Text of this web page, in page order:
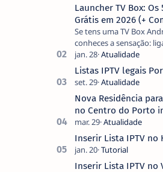
Launcher TV Box:
Grátis em 2026 (+
Se tens uma TV Box
conheces a sensação:
ver um filme e o ecrã
coberto de sugestões
pediste, ban…
Listas IPTV legais
Nova Residência
no Centro do Porto
Inserir Lista IPTV no
Inserir Lista IPTV no